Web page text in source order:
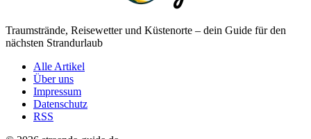
Traumstrände, Reisewetter und Küstenorte – dein Guide für den
nächsten Strandurlaub
Alle Artikel
Über uns
Impressum
Datenschutz
RSS